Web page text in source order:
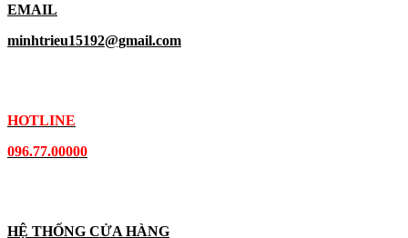
EMAIL
minhtrieu15192@gmail.com
HOTLINE
096.77.00000
HỆ THỐNG CỬA HÀNG